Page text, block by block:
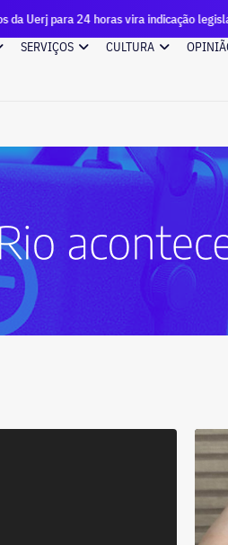
24 horas vira indicação legislativa a
SERVIÇOS CULTURA